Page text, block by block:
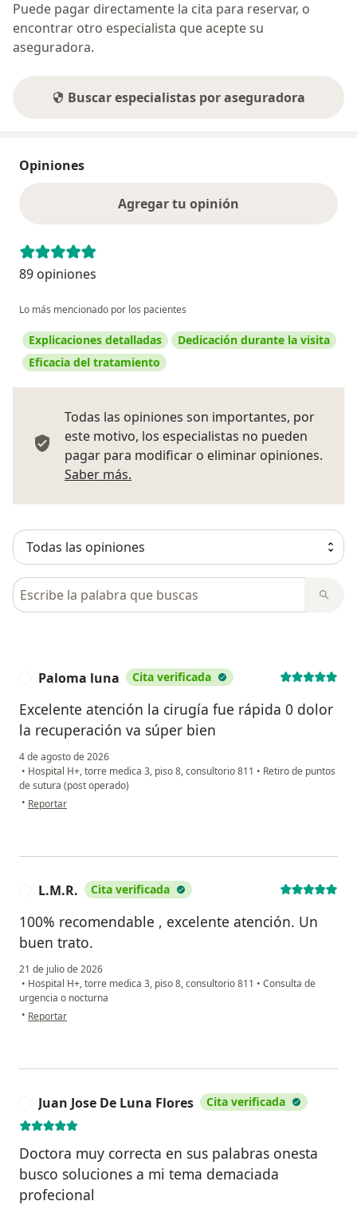
Puede pagar directamente la cita para reservar, o
encontrar otro especialista que acepte su
aseguradora.
Buscar especialistas por aseguradora
Opiniones
Agregar tu opinión
89 opiniones
Lo más mencionado por los pacientes
Explicaciones detalladas
Dedicación durante la visita
Eficacia del tratamiento
Todas las opiniones son importantes, por
este motivo, los especialistas no pueden
pagar para modificar o eliminar opiniones.
Saber más.
Busca en opiniones
Paloma luna Cita verificada
Excelente atención la cirugía fue rápida 0 dolor
la recuperación va súper bien
4 de agosto de 2026
• Hospital H+, torre medica 3, piso 8, consultorio 811 • Retiro de puntos
de sutura (post operado)
• en opinión del usuario Paloma luna
Reportar
L.M.R. Cita verificada
100% recomendable , excelente atención. Un
buen trato.
21 de julio de 2026
• Hospital H+, torre medica 3, piso 8, consultorio 811 • Consulta de
urgencia o nocturna
• en opinión del usuario L.M.R.
Reportar
Juan Jose De Luna Flores Cita verificada
Doctora muy correcta en sus palabras onesta
busco soluciones a mi tema demaciada
profecional